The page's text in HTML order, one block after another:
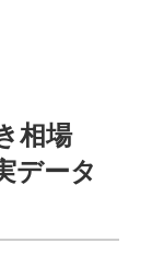
相場
データ